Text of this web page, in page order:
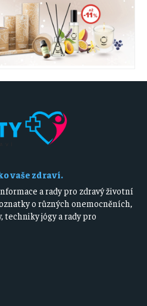
vaše zdraví.
a rady pro zdravý životní
o různých onemocněních,
jógy a rady pro